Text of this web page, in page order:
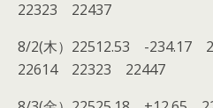
22323 22437
8/2(木）22512.53 -
22614 22323 22447